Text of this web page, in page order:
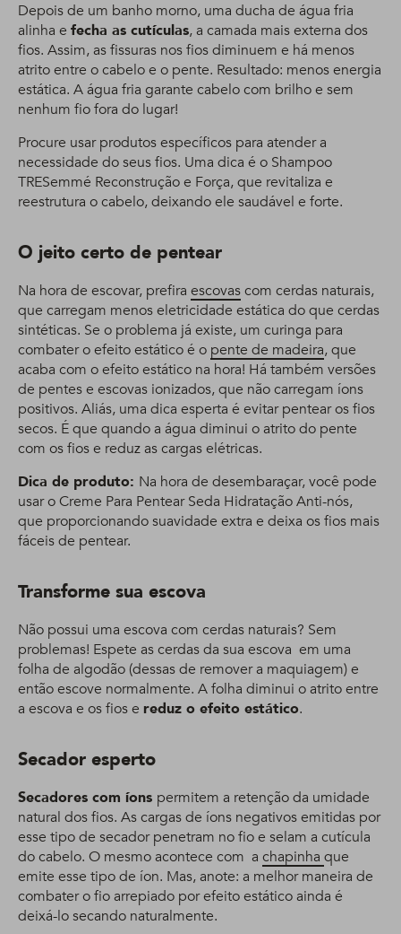
Depois de um banho morno, uma ducha de água fria
alinha e fecha as cutículas, a camada mais externa dos
fios. Assim, as fissuras nos fios diminuem e há menos
atrito entre o cabelo e o pente. Resultado: menos energia
estática. A água fria garante cabelo com brilho e sem
nenhum fio fora do lugar!
Procure usar produtos específicos para atender a
necessidade do seus fios. Uma dica é o Shampoo
TRESemmé Reconstrução e Força, que revitaliza e
reestrutura o cabelo, deixando ele saudável e forte.
O jeito certo de pentear
Na hora de escovar, prefira escovascom cerdas naturais,
que carregam menos eletricidade estática do que cerdas
sintéticas. Se o problema já existe, um curinga para
combater o efeito estático é o pente de madeira, que
acaba com o efeito estático na hora! Há também versões
de pentes e escovas ionizados, que não carregam íons
positivos. Aliás, uma dica esperta é evitar pentear os fios
secos. É que quando a água diminui o atrito do pente
com os fios e reduz as cargas elétricas.
Dica de produto: Na hora de desembaraçar, você pode
usar o Creme Para Pentear Seda Hidratação Anti-nós,
que proporcionando suavidade extra e deixa os fios mais
fáceis de pentear.
Transforme sua escova
Não possui uma escova com cerdas naturais? Sem
problemas! Espete as cerdas da sua escova em uma
folha de algodão (dessas de remover a maquiagem) e
então escove normalmente. A folha diminui o atrito entre
a escova e os fios e reduz o efeito estático.
Secador esperto
Secadores com íons permitem a retenção da umidade
natural dos fios. As cargas de íons negativos emitidas por
esse tipo de secador penetram no fio e selam a cutícula
do cabelo. O mesmo acontece com a chapinha que
emite esse tipo de íon. Mas, anote: a melhor maneira de
combater o fio arrepiado por efeito estático ainda é
deixá-lo secando naturalmente.